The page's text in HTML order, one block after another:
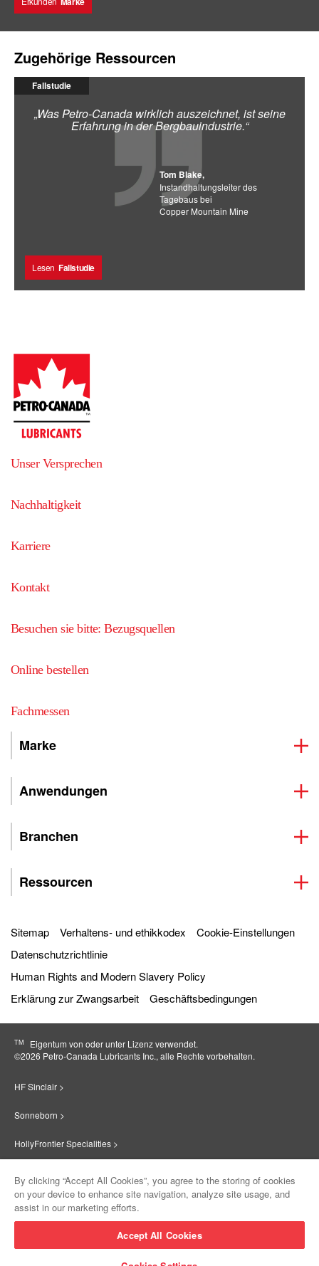
Zugehörige Ressourcen
Fallstudie
„Was Petro-Canada wirklich auszeichnet, ist seine
Erfahrung in der Bergbauindustrie.“
Tom Blake,
Instandhaltungsleiter des
Tagebaus bei
Copper Mountain Mine
Lesen Fallstudie
Unser Versprechen
Nachhaltigkeit
Karriere
Kontakt
Besuchen sie bitte: Bezugsquellen
Online bestellen
Fachmessen
Marke
Anwendungen
Branchen
Ressourcen
Sitemap Verhaltens- und ethikkodex
Cookie-Einstellungen
Datenschutzrichtlinie
Human Rights and Modern Slavery Policy
Erklärung zur Zwangsarbeit
Geschäftsbedingungen
TM
Eigentum von oder unter Lizenz verwendet.
©2026 Petro‐Canada Lubricants Inc., alle Rechte vorbehalten.
HF Sinclair >
Sonneborn >
HollyFrontier Specialities >
Suniso >
By clicking “Accept All Cookies”, you agree to the storing of cookies
on your device to enhance site navigation, analyze site usage, and
assist in our marketing efforts.
Accept All Cookies